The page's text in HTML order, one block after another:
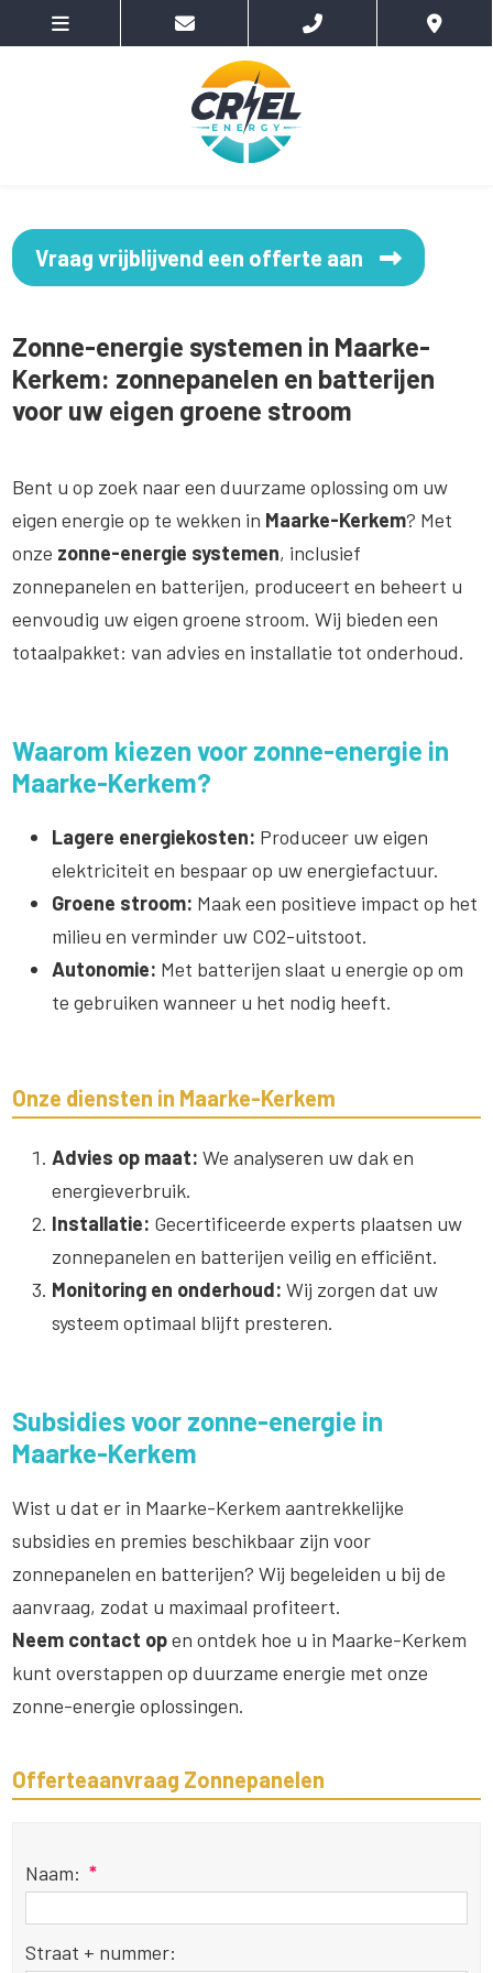
Vraag vrijblijvend een offerte aan
Zonne-energie systemen in Maarke-
Kerkem: zonnepanelen en batterijen
voor uw eigen groene stroom
Bent u op zoek naar een duurzame oplossing om uw
eigen energie op te wekken in Maarke-Kerkem? Met
onze zonne-energie systemen, inclusief
zonnepanelen en batterijen, produceert en beheert u
eenvoudig uw eigen groene stroom. Wij bieden een
totaalpakket: van advies en installatie tot onderhoud.
Waarom kiezen voor zonne-energie in
Maarke-Kerkem?
Lagere energiekosten: Produceer uw eigen
elektriciteit en bespaar op uw energiefactuur.
Groene stroom: Maak een positieve impact op het
milieu en verminder uw CO2-uitstoot.
Autonomie: Met batterijen slaat u energie op om
te gebruiken wanneer u het nodig heeft.
Onze diensten in Maarke-Kerkem
Advies op maat: We analyseren uw dak en
energieverbruik.
Installatie: Gecertificeerde experts plaatsen uw
zonnepanelen en batterijen veilig en efficiënt.
Monitoring en onderhoud: Wij zorgen dat uw
systeem optimaal blijft presteren.
Subsidies voor zonne-energie in
Maarke-Kerkem
Wist u dat er in Maarke-Kerkem aantrekkelijke
subsidies en premies beschikbaar zijn voor
zonnepanelen en batterijen? Wij begeleiden u bij de
aanvraag, zodat u maximaal profiteert.
Neem contact open ontdek hoe u in Maarke-Kerkem
kunt overstappen op duurzame energie met onze
zonne-energie oplossingen.
Offerteaanvraag Zonnepanelen
Naam: *
Straat + nummer: